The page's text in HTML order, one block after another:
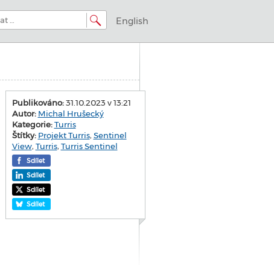
English
Publikováno:31.10.2023 v 13:21
Autor: Michal Hrušecký
Kategorie: Turris
Štítky: Projekt Turris, Sentinel
View, Turris, Turris Sentinel
Sdílet
Sdílet
Sdílet
Sdílet